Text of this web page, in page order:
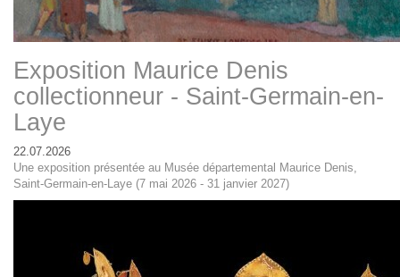
Exposition Maurice Denis
collectionneur - Saint-Germain-en-
Laye
22.07.2026
Une exposition présentée au Musée départemental Maurice Denis,
Saint-Germain-en-Laye (7 mai 2026 - 31 janvier 2027)